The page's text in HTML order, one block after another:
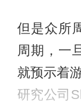
但是众所
周期，一
就预示着
研究公司